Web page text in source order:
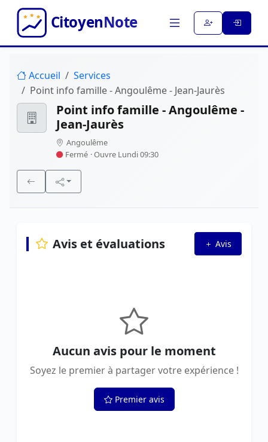
Accueil
Services
Point info famille - Angoulême - Jean-Jaurès
Point info famille - Angoulême -
Jean-Jaurès
Angoulême
Fermé · Ouvre Lundi 09:30
Avis et évaluations Avis
Aucun avis pour le moment
Soyez le premier à partager votre expérience !
Premier avis